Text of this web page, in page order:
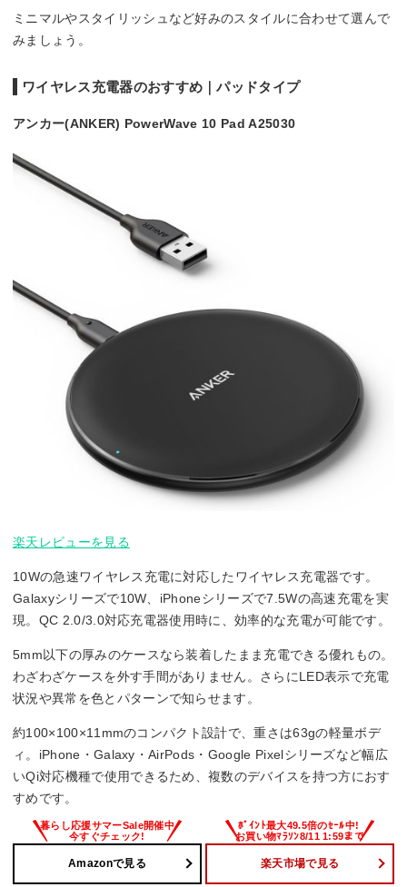
ミニマルやスタイリッシュなど好みのスタイルに合わせて選んで
みましょう。
ワイヤレス充電器のおすすめ｜パッドタイプ
アンカー(ANKER) PowerWave 10 Pad A25030
楽天レビューを見る
10Wの急速ワイヤレス充電に対応したワイヤレス充電器です。
Galaxyシリーズで10W、iPhoneシリーズで7.5Wの高速充電を実
現。QC 2.0/3.0対応充電器使用時に、効率的な充電が可能です。
5mm以下の厚みのケースなら装着したまま充電できる優れもの。
わざわざケースを外す手間がありません。さらにLED表示で充電
状況や異常を色とパターンで知らせます。
約100×100×11mmのコンパクト設計で、重さは63gの軽量ボデ
ィ。iPhone・Galaxy・AirPods・Google Pixelシリーズなど幅広
いQi対応機種で使用できるため、複数のデバイスを持つ方におす
すめです。
Amazonで見る 楽天市場で見る